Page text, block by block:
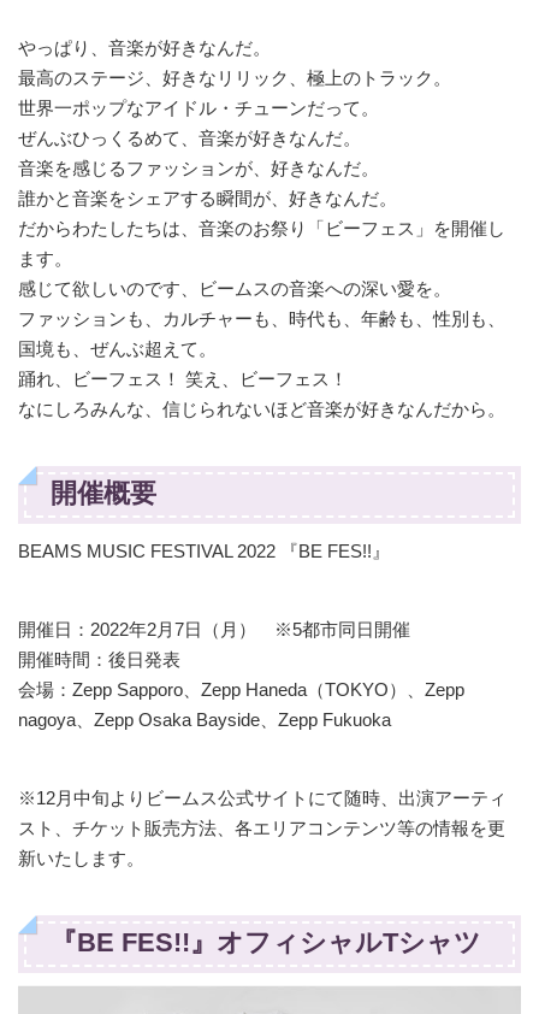
やっぱり、音楽が好きなんだ。
最高のステージ、好きなリリック、極上のトラック。
世界一ポップなアイドル・チューンだって。
ぜんぶひっくるめて、音楽が好きなんだ。
音楽を感じるファッションが、好きなんだ。
誰かと音楽をシェアする瞬間が、好きなんだ。
だからわたしたちは、音楽のお祭り「ビーフェス」を開催し
ます。
感じて欲しいのです、ビームスの音楽への深い愛を。
ファッションも、カルチャーも、時代も、年齢も、性別も、
国境も、ぜんぶ超えて。
踊れ、ビーフェス！ 笑え、ビーフェス！
なにしろみんな、信じられないほど音楽が好きなんだから。
開催概要
BEAMS MUSIC FESTIVAL 2022 『BE FES!!』
開催日：2022年2月7日（月） ※5都市同日開催
開催時間：後日発表
会場：Zepp Sapporo、Zepp Haneda（TOKYO）、Zepp
nagoya、Zepp Osaka Bayside、Zepp Fukuoka
※12月中旬よりビームス公式サイトにて随時、出演アーティ
スト、チケット販売方法、各エリアコンテンツ等の情報を更
新いたします。
『BE FES!!』オフィシャルTシャツ